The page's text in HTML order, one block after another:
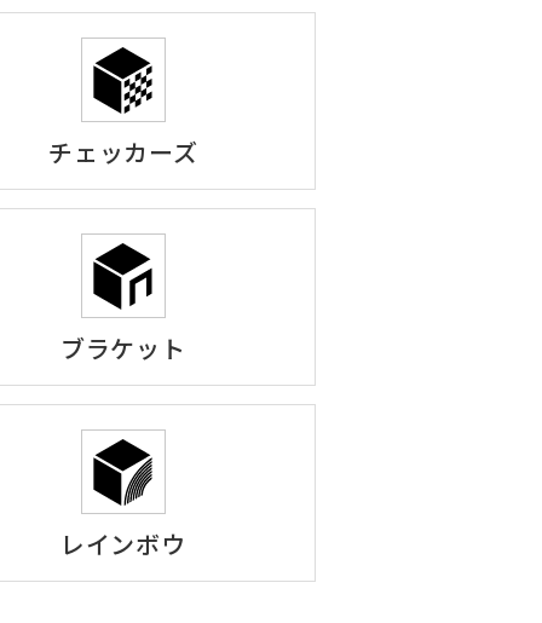
チェッカーズ
ブラケット
レインボウ